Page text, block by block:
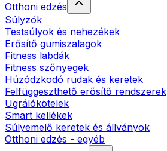
Otthoni edzés
Súlyzók
Testsúlyok és nehezékek
Erősítő gumiszalagok
Fitness labdák
Fitness szőnyegek
Húzódzkodó rudak és keretek
Felfüggeszthető erősítő rendszerek
Ugrálókötelek
Smart kellékek
Súlyemelő keretek és állványok
Otthoni edzés - egyéb